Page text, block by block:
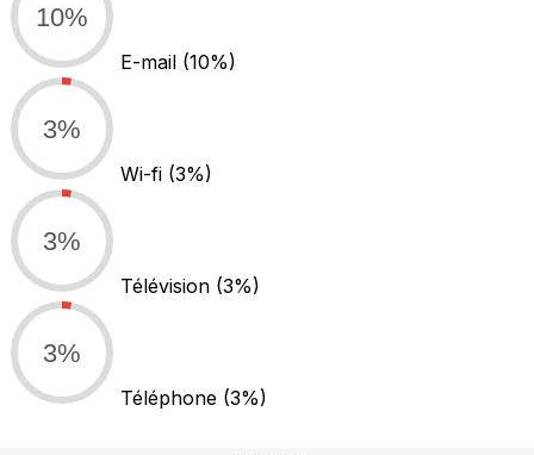
10%
E-mail (10%)
3%
Wi-fi (3%)
3%
Télévision (3%)
3%
Téléphone (3%)